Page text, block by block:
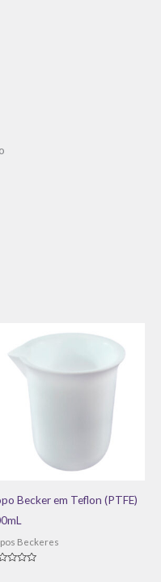
Becker em Teflon (PTFE)
Beckeres